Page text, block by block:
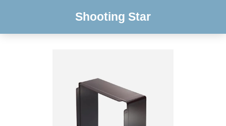
Shooting Star